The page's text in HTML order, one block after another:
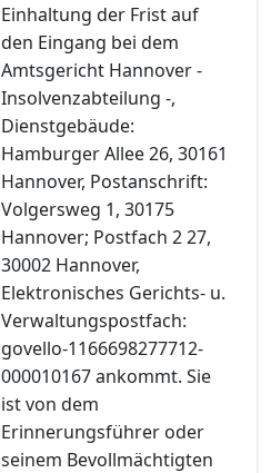
Einhaltung der Frist auf
den Eingang bei dem
Amtsgericht Hannover -
Insolvenzabteilung -,
Dienstgebäude:
Hamburger Allee 26, 30161
Hannover, Postanschrift:
Volgersweg 1, 30175
Hannover; Postfach 2 27,
30002 Hannover,
Elektronisches Gerichts- u.
Verwaltungspostfach:
govello-1166698277712-
000010167 ankommt. Sie
ist von dem
Erinnerungsführer oder
seinem Bevollmächtigten